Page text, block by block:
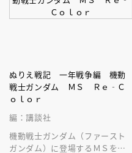
ぬりえ戦記 一年戦争編 機動
戦士ガンダム ＭＳ Ｒｅ‐Ｃ
ｏｌｏｒ
編：講談社
機動戦士ガンダム（ファースト
ガンダム）に登場するＭＳを自